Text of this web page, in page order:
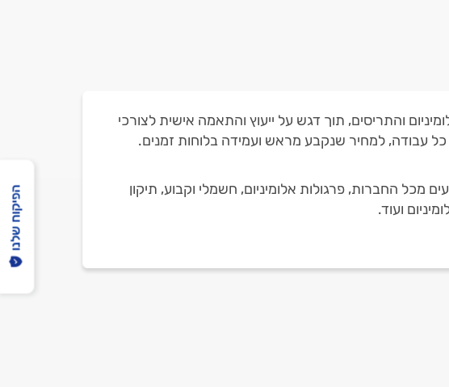
והתריסים, תוך דגש על ייעוץ והתאמה אישית לצורכי
כל עבודה, למחיר שנקבע מראש ועמידה בלוחות זמנים.
מכל החברות, פרגולות אלומיניום, חשמלי וקבוע, תיקון
ועוד.
הפיקוח שלנו